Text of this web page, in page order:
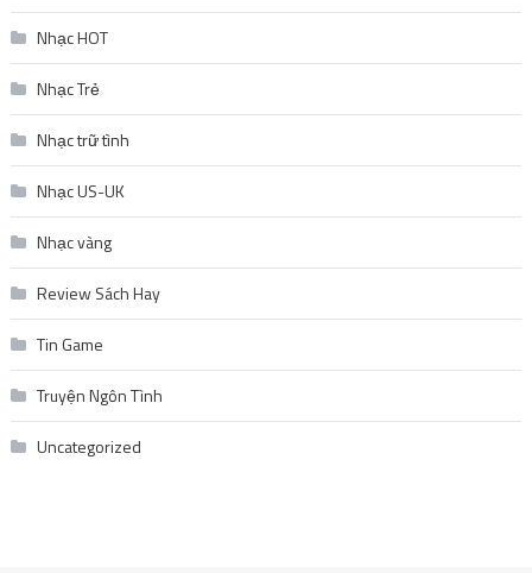
Nhạc HOT
Nhạc Trẻ
Nhạc trữ tình
Nhạc US-UK
Nhạc vàng
Review Sách Hay
Tin Game
Truyện Ngôn Tình
Uncategorized